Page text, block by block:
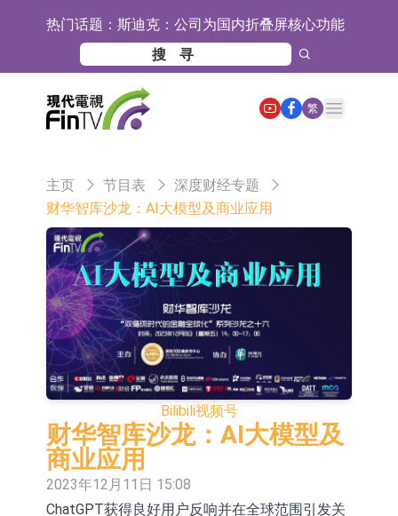
热门话题： 斯迪克：公司为国内折叠屏核心功能
材料供应商
恒瑞医药：公司已在中国获批上市26
款1类创新药、6款2类新药
聚辰股份：公司VPD芯片已顺利通过
目标客户的测试认证
上期所：7月份对11个实际控制关系
江总部物业服务项目
亚太股份：公司是零跑汽车和
Stellantis集团的供应商
理工雷科面向边缘AI场景推出"山
海"系列智算模组 系列产品基于国产
CPU与GPU构建
【异动股】医疗研发外包板块拉升，
博腾股份(300363.CN)涨20.02%
日韩股市收盘双双下跌
依米康：海外交付以东南亚、中东市
场为主 并已取得欧美相关认证
上交所：财通多策略福鑫定期开放灵
活配置混合型发起式证券投资基金临
时停牌
上交所：景顺长城全球半导体芯片产
业股票型证券投资基金临时停牌
【异动股】港股跌幅榜前十，卡森国
际(00496.HK)跌22.40%，九福来
【异动股】港股涨幅榜前十，拿森科
繁
Open main menu
主页 节目表
深度财经专题
财华智库沙龙：AI大模型及商业应用
Bilibili视频号
财华智库沙龙：AI大模型及
商业应用
2023年12月11日 15:08
ChatGPT获得良好用户反响并在全球范围引发关